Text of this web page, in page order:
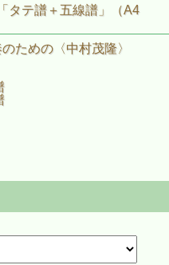
タテ譜＋五線譜」（A4
ための〈中村茂隆〉